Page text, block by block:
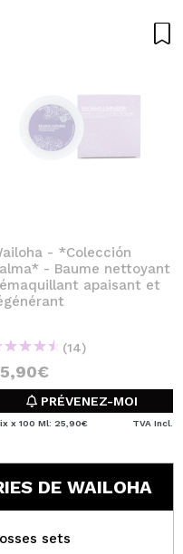
- *Colección
- Baume nettoyant
apaisant et
(14)
PRÉVENEZ-MOI
x 100 Ml: 25,90€ TVA Incl.
DE WAILOHA
sets